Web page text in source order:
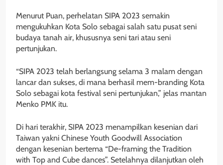
Menurut Puan, perhelatan SIPA 2023 semakin
mengukuhkan Kota Solo sebagai salah satu pusat seni
budaya tanah air, khususnya seni tari atau seni
pertunjukan.
“SIPA 2023 telah berlangsung selama 3 malam dengan
lancar dan sukses, di mana berhasil mem-branding Kota
Solo sebagai kota festival seni pertunjukan,” jelas mantan
Menko PMK itu.
Di hari terakhir, SIPA 2023 menampilkan kesenian dari
Taiwan yakni Chinese Youth Goodwill Association
dengan kesenian bertema “De-framing the Tradition
with Top and Cube dances”. Setelahnya dilanjutkan oleh